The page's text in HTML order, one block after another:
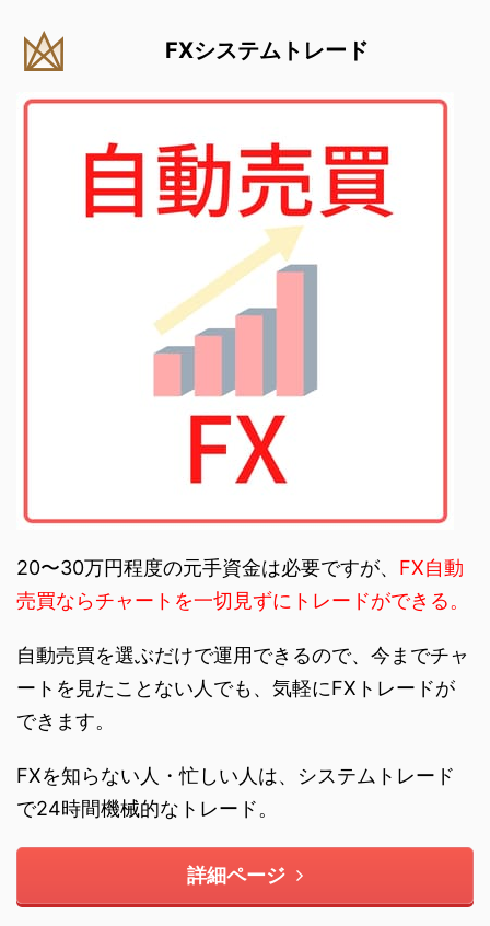
FXシステムトレード
20〜30万円程度の元手資金は必要ですが、 FX自動
売買ならチャートを一切見ずにトレードができる。
自動売買を選ぶだけで運用できるので、今までチャ
ートを見たことない人でも、気軽にFXトレードが
できます。
FXを知らない人・忙しい人は、システムトレード
で24時間機械的なトレード。
詳細ページ